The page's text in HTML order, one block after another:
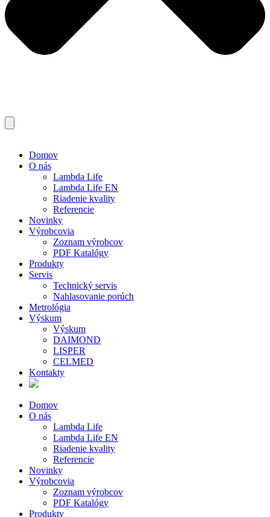
Domov
O nás
Lambda Life
Lambda Life EN
Riadenie kvality
Referencie
Novinky
Výrobcovia
Zoznam výrobcov
PDF Katalógy
Produkty
Servis
Technický servis
Nahlasovanie porúch
Metrológia
Výskum
Výskum
DAIMOND
LISPER
CELMED
Kontakty
Domov
O nás
Lambda Life
Lambda Life EN
Riadenie kvality
Referencie
Novinky
Výrobcovia
Zoznam výrobcov
PDF Katalógy
Produkty